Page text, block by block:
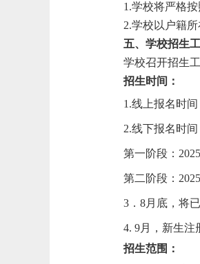
1.学校将严格
2.学校以户籍
五、学校招生
学校召开招生
招生时间：
1.线上报名时间
2.线下报名时间
第一阶段： 2025
第二 阶段： 2025
3．8月底，将
4. 9月，新生注
招生范围：